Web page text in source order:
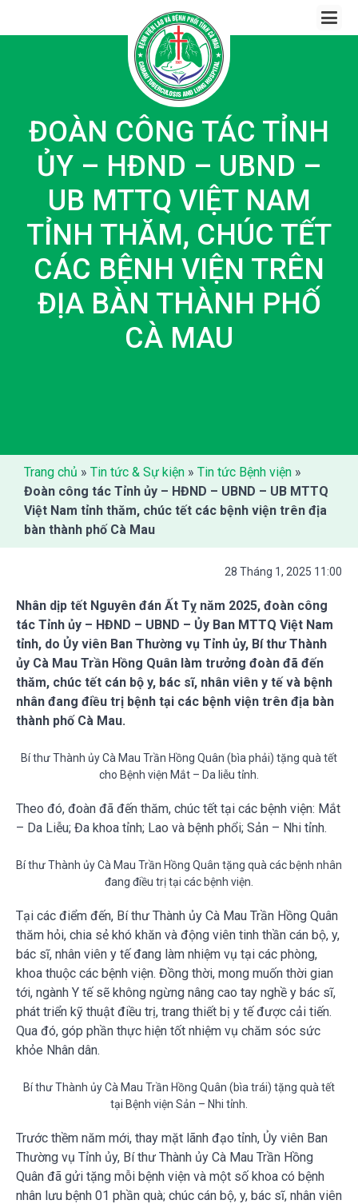
ĐOÀN CÔNG TÁC TỈNH
ỦY – HĐND – UBND –
UB MTTQ VIỆT NAM
TỈNH THĂM, CHÚC TẾT
CÁC BỆNH VIỆN TRÊN
ĐỊA BÀN THÀNH PHỐ
CÀ MAU
Trang chủ » Tin tức & Sự kiện » Tin tức Bệnh viện »
Đoàn công tác Tỉnh ủy – HĐND – UBND – UB MTTQ
Việt Nam tỉnh thăm, chúc tết các bệnh viện trên địa
bàn thành phố Cà Mau
28 Tháng 1, 2025 11:00
Nhân dịp tết Nguyên đán Ất Tỵ năm 2025, đoàn công
tác Tỉnh ủy – HĐND – UBND – Ủy Ban MTTQ Việt Nam
tỉnh, do Ủy viên Ban Thường vụ Tỉnh ủy, Bí thư Thành
ủy Cà Mau Trần Hồng Quân làm trưởng đoàn đã đến
thăm, chúc tết cán bộ y, bác sĩ, nhân viên y tế và bệnh
nhân đang điều trị bệnh tại các bệnh viện trên địa bàn
thành phố Cà Mau.
Bí thư Thành ủy Cà Mau Trần Hồng Quân (bìa phải) tặng quà tết
cho Bệnh viện Mắt – Da liễu tỉnh.
Theo đó, đoàn đã đến thăm, chúc tết tại các bệnh viện: Mắt
– Da Liễu; Đa khoa tỉnh; Lao và bệnh phổi; Sản – Nhi tỉnh.
Bí thư Thành ủy Cà Mau Trần Hồng Quân tặng quà các bệnh nhân
đang điều trị tại các bệnh viện.
Tại các điểm đến, Bí thư Thành ủy Cà Mau Trần Hồng Quân
thăm hỏi, chia sẻ khó khăn và động viên tinh thần cán bộ, y,
bác sĩ, nhân viên y tế đang làm nhiệm vụ tại các phòng,
khoa thuộc các bệnh viện. Đồng thời, mong muốn thời gian
tới, ngành Y tế sẽ không ngừng nâng cao tay nghề y bác sĩ,
phát triển kỹ thuật điều trị, trang thiết bị y tế được cải tiến.
Qua đó, góp phần thực hiện tốt nhiệm vụ chăm sóc sức
khỏe Nhân dân.
Bí thư Thành ủy Cà Mau Trần Hồng Quân (bìa trái) tặng quà tết
tại Bệnh viện Sản – Nhi tỉnh.
Trước thềm năm mới, thay mặt lãnh đạo tỉnh, Ủy viên Ban
Thường vụ Tỉnh ủy, Bí thư Thành ủy Cà Mau Trần Hồng
Quân đã gửi tặng mỗi bệnh viện và một số khoa có bệnh
nhân lưu bệnh 01 phần quà; chúc cán bộ, y, bác sĩ, nhân viên